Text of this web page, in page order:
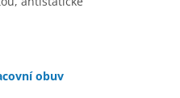
obuv